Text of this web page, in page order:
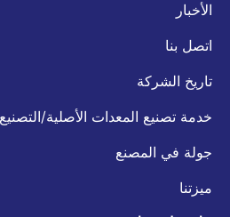
الأخبار
اتصل بنا
تاريخ الشركة
خدمة تصنيع المعدات الأصلية/
جولة في المصنع
ميزتنا